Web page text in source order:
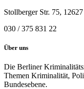
Stollberger Str. 75,
030 / 375 831 22
Über uns
Die Berliner
Themen Kriminalität,
Bundesebene.